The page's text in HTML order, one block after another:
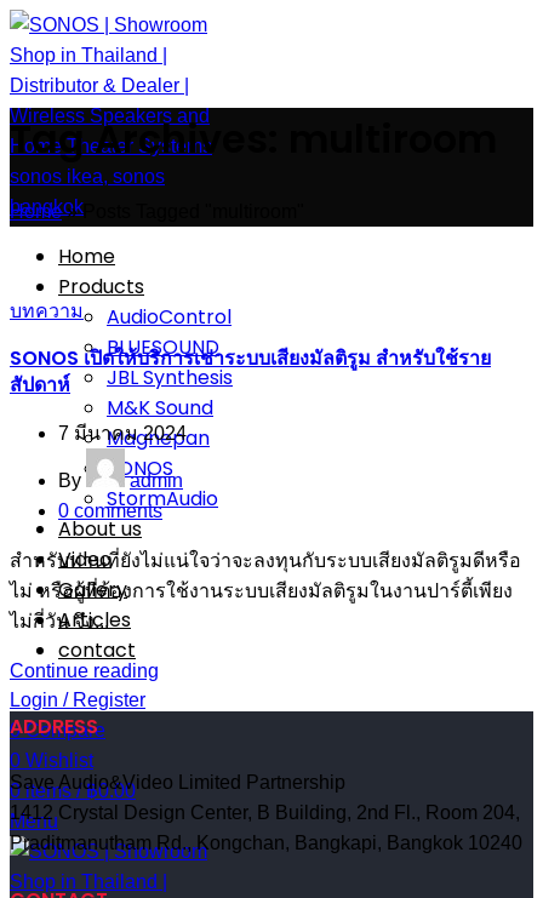
Home
Products
AudioControl
BLUESOUND
JBL Synthesis
M&K Sound
Magnepan
SONOS
StormAudio
About us
Video
Gallery
Articles
contact
Login / Register
0 Compare
0 Wishlist
0items / ฿0.00
Menu
Tag Archives: multiroom
Home»Posts Tagged "multiroom"
บทความ
SONOS เปิดให้บริการเช่าระบบเสียงมัลติรูม สำหรับใช้ราย
สัปดาห์
7 มีนาคม 2024
By
admin
0 comments
สำหรับท่านที่ยังไม่แน่ใจว่าจะลงทุนกับระบบเสียงมัลติรูมดีหรือ
ไม่ หรือผู้ที่ต้องการใช้งานระบบเสียงมัลติรูมในงานปาร์ตี้เพียง
ไม่กี่วัน จึง...
Continue reading
ADDRESS
Save Audio&Video Limited Partnership
1412 Crystal Design Center, B Building, 2nd Fl., Room 204,
Praditmanutham Rd., Kongchan, Bangkapi, Bangkok 10240